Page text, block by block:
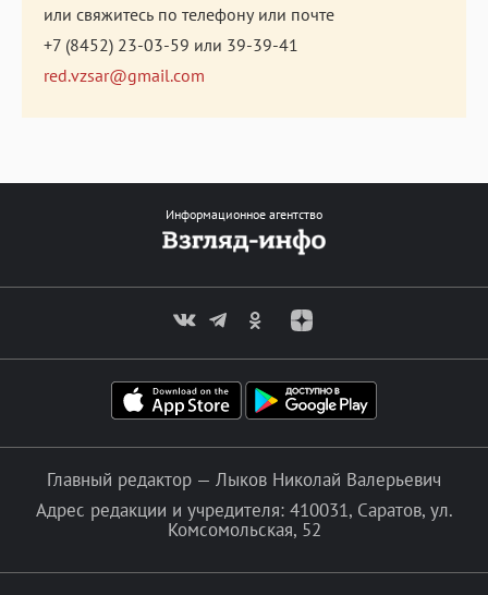
или свяжитесь по телефону или почте
+7 (8452) 23-03-59 или 39-39-41
red.vzsar@gmail.com
Информационное агентство
Главный редактор — Лыков Николай Валерьевич
Адрес редакции и учредителя: 410031, Саратов, ул.
Комсомольская, 52